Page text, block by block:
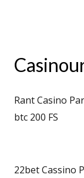
Rant Casino
btc 200 FS
22bet Cassino